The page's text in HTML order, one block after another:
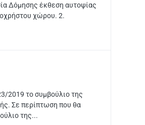
Δόμησης έκθεση αυτοψίας
χώρου. 2.
2019 το συμβούλιο της
Σε περίπτωση που θα
της...